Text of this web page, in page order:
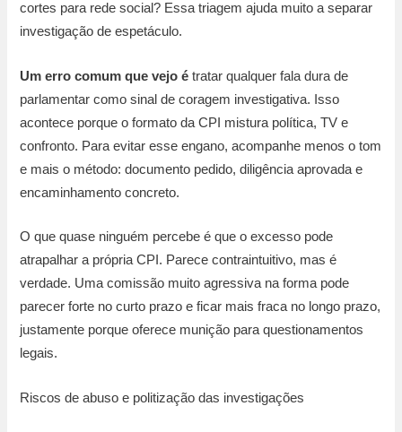
cortes para rede social? Essa triagem ajuda muito a separar
investigação de espetáculo.
Um erro comum que vejo é tratar qualquer fala dura de
parlamentar como sinal de coragem investigativa. Isso
acontece porque o formato da CPI mistura política, TV e
confronto. Para evitar esse engano, acompanhe menos o tom
e mais o método: documento pedido, diligência aprovada e
encaminhamento concreto.
O que quase ninguém percebe é que o excesso pode
atrapalhar a própria CPI. Parece contraintuitivo, mas é
verdade. Uma comissão muito agressiva na forma pode
parecer forte no curto prazo e ficar mais fraca no longo prazo,
justamente porque oferece munição para questionamentos
legais.
Riscos de abuso e politização das investigações